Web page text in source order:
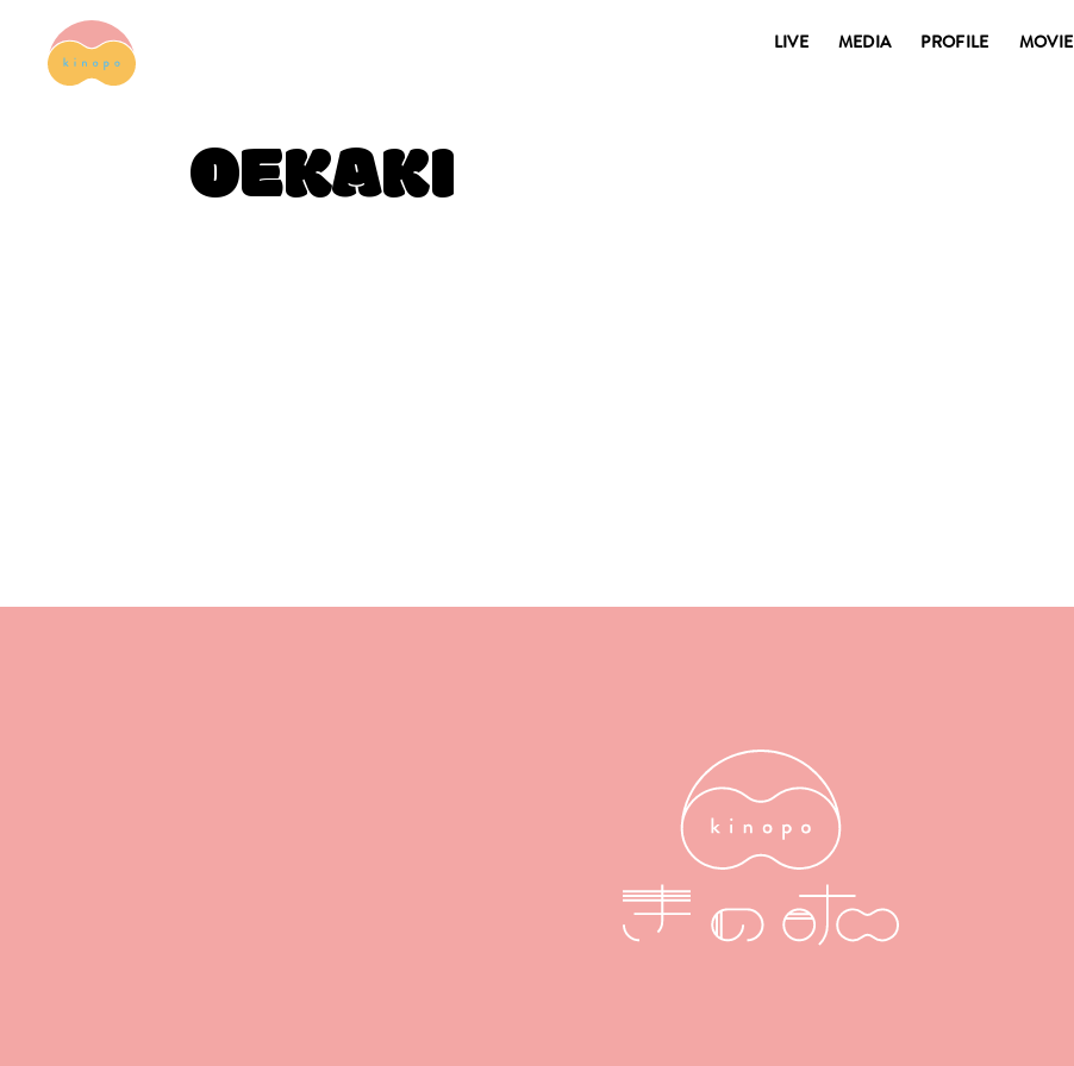
LIVE MEDIA PROFILE MOVIE
OEKAKI